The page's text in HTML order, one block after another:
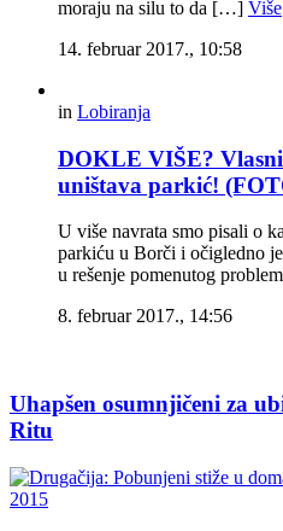
moraju na silu to da […] Više
14. februar 2017., 10:58
in Lobiranja
DOKLE VIŠE?
uništava parkić!
U više navrata smo pisali o
parkiću u Borči i očigledno
u rešenje pomenutog
8. februar 2017., 14:56
Uhapšen osumnjičeni za
Ritu